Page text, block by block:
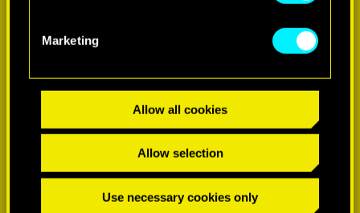
Marketing
Allow all cookies
Allow selection
Use necessary cookies only
MÁS INFORMACIÓN